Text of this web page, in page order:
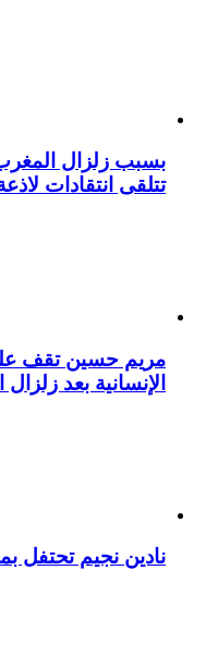
بسبب زلزال
تتلقى انتقادات
مريم حسين تقف
الإنسانية بعد
نادين نجيم تحتفل